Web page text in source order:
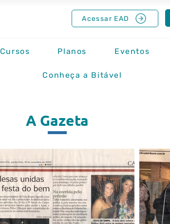
Acessar EAD
Cursos Planos Eventos
Conheça a Bitável
A Gazeta